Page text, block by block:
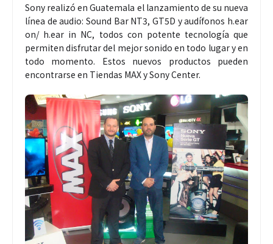
Sony realizó en Guatemala el lanzamiento de su nueva
línea de audio: Sound Bar NT3, GT5D y audífonos h.ear
on/ h.ear in NC, todos con potente tecnología que
permiten disfrutar del mejor sonido en todo lugar y en
todo momento. Estos nuevos productos pueden
encontrarse en Tiendas MAX y Sony Center.